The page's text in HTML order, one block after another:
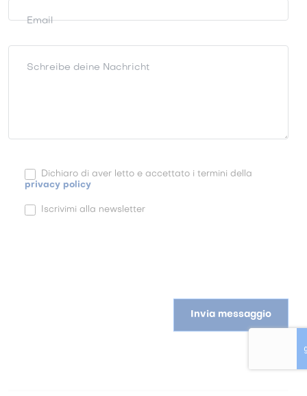
Email
Schreibe deine Nachricht
Dichiaro di aver letto e accettato i termini della
privacy policy
Iscrivimi alla newsletter
Invia messaggio